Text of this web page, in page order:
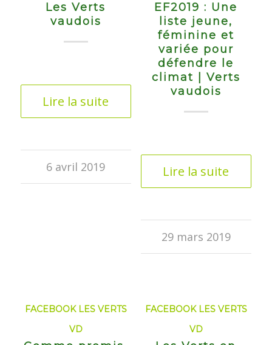
Les Verts
vaudois
Lire la suite
6 avril 2019
EF2019 : Une
liste jeune,
féminine et
variée pour
défendre le
climat | Verts
vaudois
Lire la suite
29 mars 2019
FACEBOOK LES VERTS
VD
FACEBOOK LES VERTS
VD